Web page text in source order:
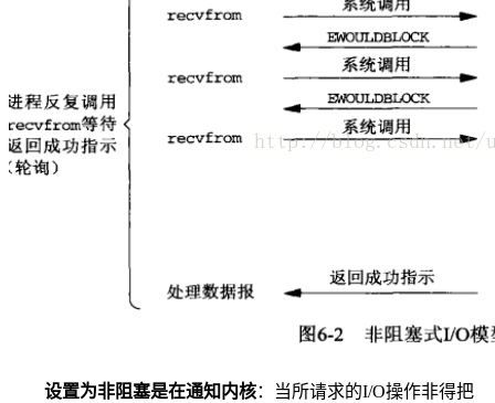
设置为非阻塞是在通知内核：当所请求的I/O操作非得把